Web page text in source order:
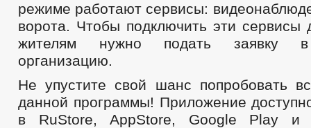
режиме работают сервисы:
ворота. Чтобы подключить эти сервисы
жителям нужно подать заявку
организацию.
Не упустите свой шанс попробовать
данной программы! Приложение
в RuStore, AppStore, Google Play и